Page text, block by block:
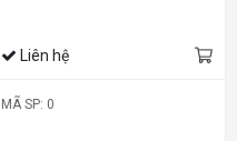
Liên hệ
MÃ SP: 0